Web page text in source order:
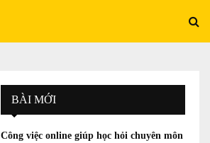
BÀI MỚI
Công việc online giúp học hỏi chuyên môn